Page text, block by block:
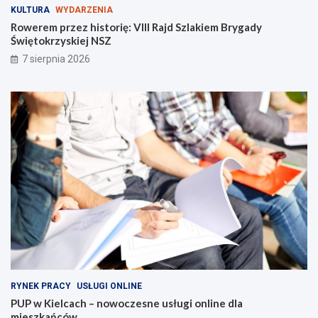
V
I
I
I
R
j
d
S
z
l
a
k
i
e
m
B
r
y
g
a
d
y
n
e
u
s
ł
g
i
o
n
l
i
n
e
d
l
m
i
e
s
z
k
KULTURA WYDARZENIA
Rowerem przez historię: VIII Rajd Szlakiem Brygady
Świętokrzyskiej NSZ
7 sierpnia 2026
RYNEK PRACY USŁUGI ONLINE
PUP w Kielcach – nowoczesne usługi online dla